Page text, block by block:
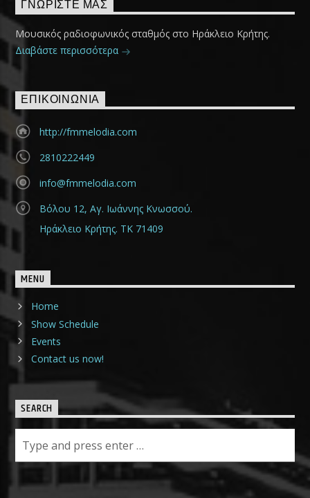
ΓΝΩΡΊΣΤΕ ΜΑΣ
Μουσικός ραδιοφωνικός σταθμός στο Ηράκλειο Κρήτης.
Διαβάστε περισσότερα
ΕΠΙΚΟΙΝΩΝΊΑ
http://fmmelodia.com
2810222449
info@fmmelodia.com
Βόλου 12, Αγ. Ιωάννης Κνωσσού.
Ηράκλειο Κρήτης. ΤΚ 71409
MENU
Home
Show Schedule
Events
Contact us now!
SEARCH